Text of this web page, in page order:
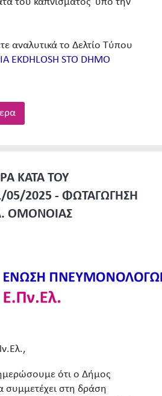
αναλυτικά το Δελτίο Τύπου
EKDHLOSH STO DHMO
ΚΑΤΑ ΤΟΥ
05/2025 - ΦΩΤΑΓΩΓΗΣΗ
ΟΜΟΝΟΙΑΣ
ότι ο Δήμος
στη δράση